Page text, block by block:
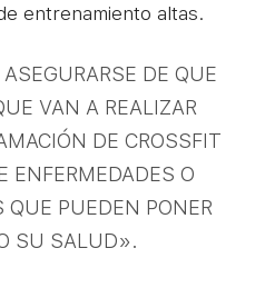
entrenamiento altas.
DE QUE
VAN A REALIZAR
DE CROSSFIT
ENFERMEDADES O
QUE PUEDEN PONER
SU SALUD».